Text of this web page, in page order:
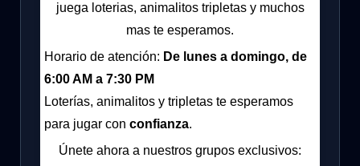
juega loterias, animalitos tripletas y muchos
mas te esperamos.
Horario de atención: De lunes a domingo, de
6:00 AM a 7:30 PM
Loterías, animalitos y tripletas te esperamos
para jugar con confianza.
Únete ahora a nuestros grupos exclusivos: